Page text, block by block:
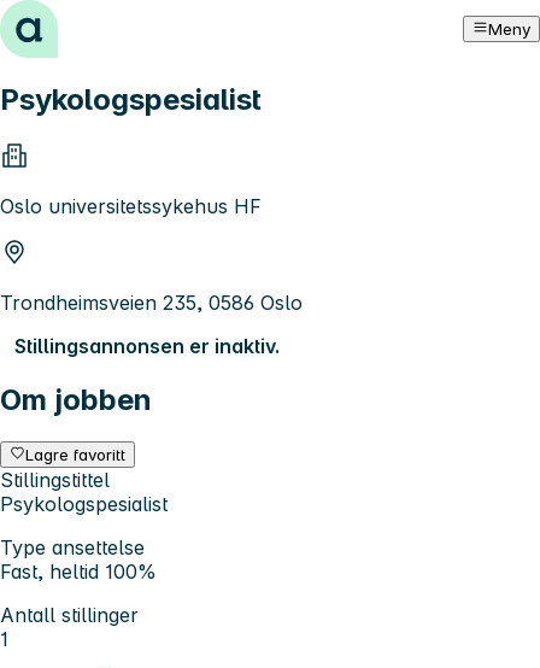
Hopp til innhold Meny
Psykologspesialist
Oslo universitetssykehus HF
Trondheimsveien 235, 0586 Oslo
Stillingsannonsen er inaktiv.
Om jobben
Lagre favoritt
Stillingstittel
Psykologspesialist
Type ansettelse
Fast, heltid 100%
Antall stillinger
1